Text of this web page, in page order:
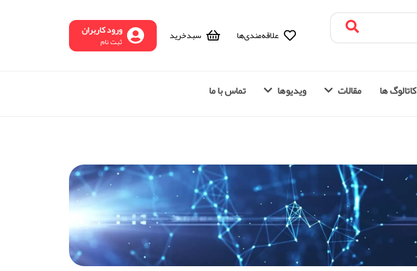
علاقه‌مندی‌ها سبد‌خرید ورود کاربران
ثبت نام
کاتالوگ ها مقالات ویدیوها تماس با ما